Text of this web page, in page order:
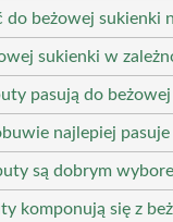
do beżowej sukienki
sukienki w
pasują do
najlepiej
są dobrym
komponują się z